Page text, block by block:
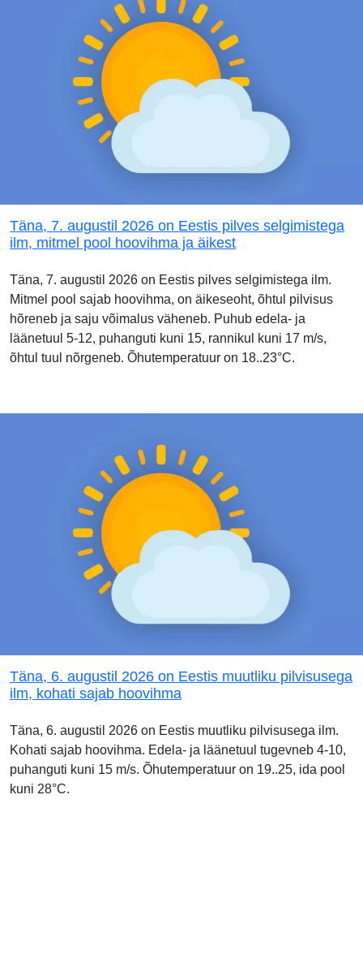
Täna, 7. augustil 2026 on Eestis pilves selgimistega
ilm, mitmel pool hoovihma ja äikest
Täna, 7. augustil 2026 on Eestis pilves selgimistega ilm.
Mitmel pool sajab hoovihma, on äikeseoht, õhtul pilvisus
hõreneb ja saju võimalus väheneb. Puhub edela- ja
läänetuul 5-12, puhanguti kuni 15, rannikul kuni 17 m/s,
õhtul tuul nõrgeneb. Õhutemperatuur on 18..23°C.
Täna, 6. augustil 2026 on Eestis muutliku pilvisusega
ilm, kohati sajab hoovihma
Täna, 6. augustil 2026 on Eestis muutliku pilvisusega ilm.
Kohati sajab hoovihma. Edela- ja läänetuul tugevneb 4-10,
puhanguti kuni 15 m/s. Õhutemperatuur on 19..25, ida pool
kuni 28°C.